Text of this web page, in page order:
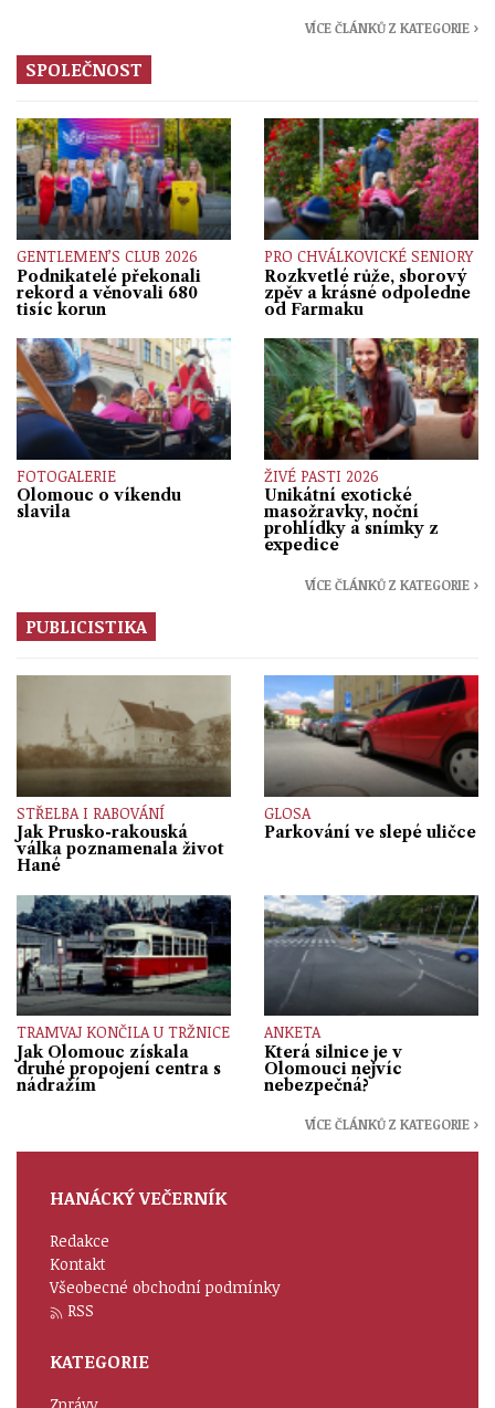
VÍCE ČLÁNKŮ Z KATEGORIE ›
SPOLEČNOST
GENTLEMEN’S CLUB 2026
Podnikatelé překonali
rekord a věnovali 680
tisíc korun
PRO CHVÁLKOVICKÉ SENIORY
Rozkvetlé růže, sborový
zpěv a krásné odpoledne
od Farmaku
FOTOGALERIE
Olomouc o víkendu
slavila
ŽIVÉ PASTI 2026
Unikátní exotické
masožravky, noční
prohlídky a snímky z
expedice
VÍCE ČLÁNKŮ Z KATEGORIE ›
PUBLICISTIKA
STŘELBA I RABOVÁNÍ
Jak Prusko-rakouská
válka poznamenala život
Hané
GLOSA
Parkování ve slepé uličce
TRAMVAJ KONČILA U TRŽNICE
Jak Olomouc získala
druhé propojení centra s
nádražím
ANKETA
Která silnice je v
Olomouci nejvíc
nebezpečná?
VÍCE ČLÁNKŮ Z KATEGORIE ›
HANÁCKÝ VEČERNÍK
Redakce
Kontakt
Všeobecné obchodní podmínky
RSS
KATEGORIE